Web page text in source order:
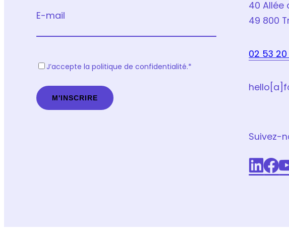
E-mail
R
P
D
J’accepte la politique de confidentialité.*
40 Allée
49 800
02 53
Suivez-
LinkedIn